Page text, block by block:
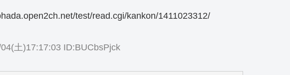
test/read.cgi/kankon/1411023312/
土)17:17:03 ID:BUCbsPjck